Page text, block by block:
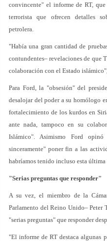
convincente" el informe de RT,
terrorista que ofrecen detalles
petrolera.
"Había una gran cantidad de
contundentes– revelaciones de que
colaboración con el Estado
Para Ford, la "obsesión" del
desalojar del poder a su homólogo
fortalecimiento de los kurdos en
ante nada, tampoco en su
Islámico". Asimismo Ford
sinceramente" poner fin a las
habríamos tenido incluso esta última
"Serias preguntas que responder"
A su vez, el miembro de la
Parlamento del Reino Unido– Peter
"serias preguntas" que responder
"El informe de RT destaca algunas